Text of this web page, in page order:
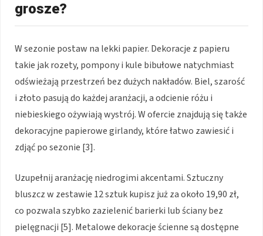
grosze?
W sezonie postaw na lekki papier. Dekoracje z papieru
takie jak rozety, pompony i kule bibułowe natychmiast
odświeżają przestrzeń bez dużych nakładów. Biel, szarość
i złoto pasują do każdej aranżacji, a odcienie różu i
niebieskiego ożywiają wystrój. W ofercie znajdują się także
dekoracyjne papierowe girlandy, które łatwo zawiesić i
zdjąć po sezonie [3].
Uzupełnij aranżację niedrogimi akcentami. Sztuczny
bluszcz w zestawie 12 sztuk kupisz już za około 19,90 zł,
co pozwala szybko zazielenić barierki lub ściany bez
pielęgnacji [5]. Metalowe dekoracje ścienne są dostępne